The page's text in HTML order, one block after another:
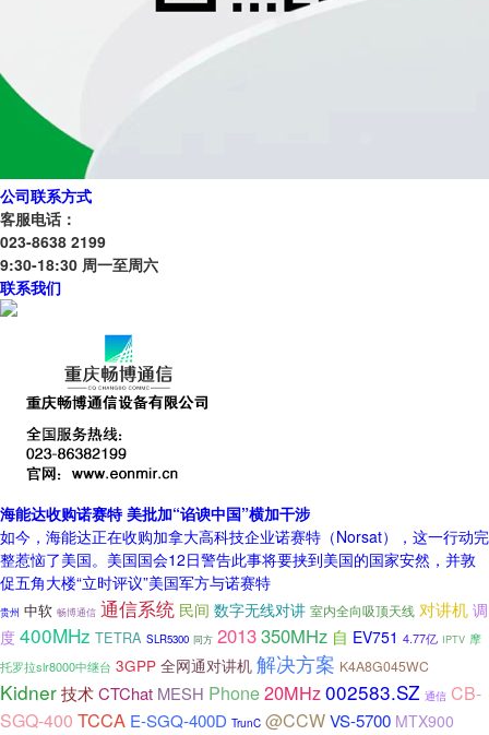
公司联系方式
客服电话：
023-8638 2199
9:30-18:30 周一至周六
联系我们
海能达收购诺赛特 美批加“谄谀中国”横加干涉
如今，海能达正在收购加拿大高科技企业诺赛特（Norsat），这一行动完
整惹恼了美国。美国国会12日警告此事将要挟到美国的国家安然，并敦
促五角大楼“立时评议”美国军方与诺赛特
贵州 中软 畅博通信 通信系统 民间 数字无线对讲 室内全向吸顶天线 对讲机 调
度 400MHz TETRA SLR5300 同方 2013350MHz 自 EV751 4.77亿 IPTV 摩
托罗拉slr8000中继台 3GPP 全网通对讲机 解决方案 K4A8G045WC
Kidner技术CTChat MESH Phone20MHz002583.SZ 通信 CB-
SGQ-400 TCCA E-SGQ-400D TrunC @CCWVS-5700 MTX900